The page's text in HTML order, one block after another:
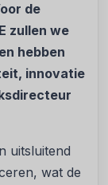
de
zullen we
hebben
innovatie
uitsluitend
wat de